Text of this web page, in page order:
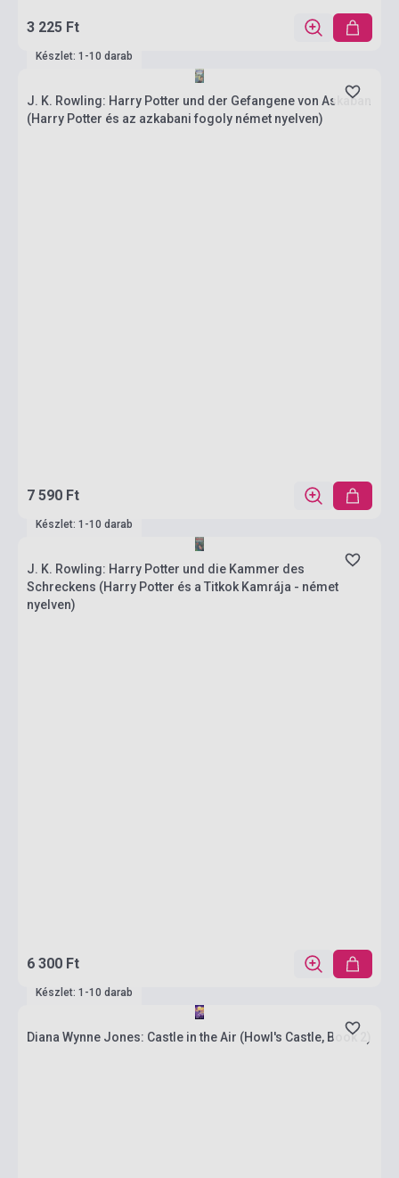
3 225 Ft
Készlet: 1-10 darab
J. K. Rowling: Harry Potter und der Gefangene von Askaban
(Harry Potter és az azkabani fogoly német nyelven)
7 590 Ft
Készlet: 1-10 darab
J. K. Rowling: Harry Potter und die Kammer des
Schreckens (Harry Potter és a Titkok Kamrája - német
nyelven)
6 300 Ft
Készlet: 1-10 darab
Diana Wynne Jones: Castle in the Air (Howl's Castle, Book 2)